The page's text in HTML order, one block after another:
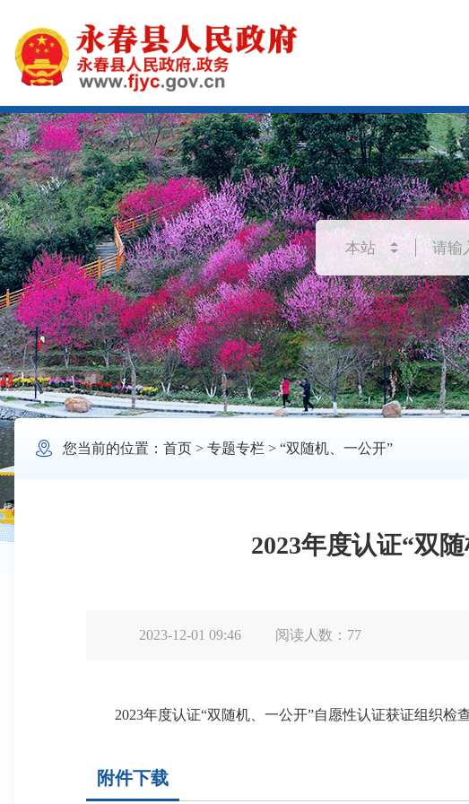
 您当前的位置： 首页> 专题专栏> “双随机、一公开”
2023年度认证“双
2023-12-01 09:46 阅读人数： 77
2023年度认证“双随机、一公开”自愿性认证获证组织检查
附件下载